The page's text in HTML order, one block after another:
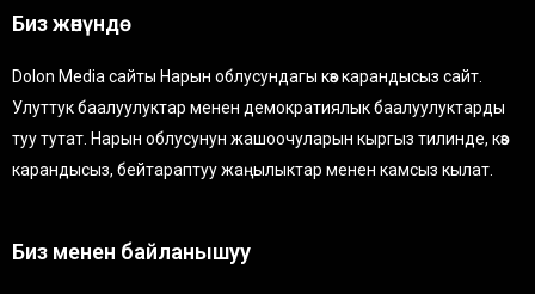
Биз жөнүндө
Dolon Media сайты Нарын облусундагы көз карандысыз сайт.
Улуттук баалуулуктар менен демократиялык баалуулуктарды
туу тутат. Нарын облусунун жашоочуларын кыргыз тилинде, көз
карандысыз, бейтараптуу жаңылыктар менен камсыз кылат.
Биз менен байланышуу